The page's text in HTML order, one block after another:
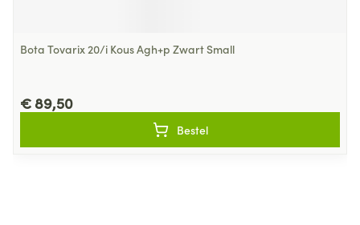
Bota Tovarix 20/i Kous Agh+p Zwart Small
€ 89,50
Bestel